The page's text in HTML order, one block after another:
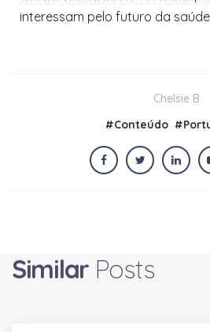
interessam pelo futuro da
Chelsie B
#Conteúdo #
Similar Posts